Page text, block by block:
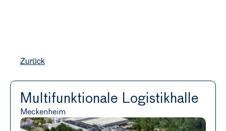
Zurück
Multifunktionale Logistikhalle
Meckenheim
Private Equity
Impact Advisory
Über uns
Kontakt